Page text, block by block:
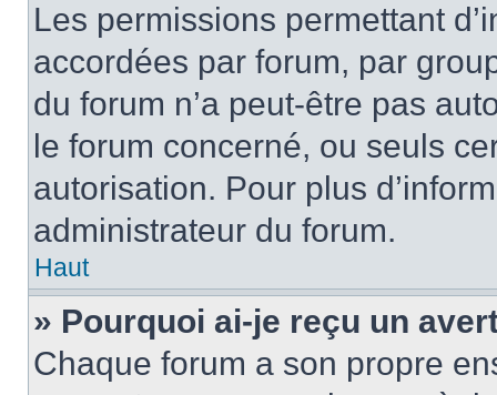
Les permissions permettant
accordées par forum, par
du forum n’a peut-être pas
le forum concerné, ou seuls
autorisation. Pour plus
administrateur du forum.
Haut
» Pourquoi ai-je reçu un
Chaque forum a son propre